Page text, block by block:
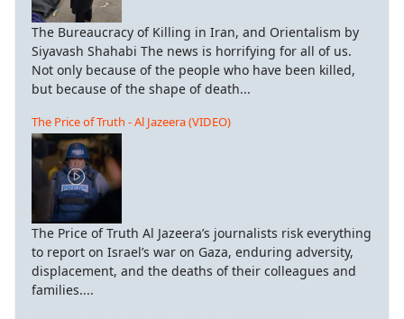
The Bureaucracy of Killing in Iran, and Orientalism by
Siyavash Shahabi The news is horrifying for all of us.
Not only because of the people who have been killed,
but because of the shape of death...
The Price of Truth - Al Jazeera (VIDEO)
The Price of Truth Al Jazeera’s journalists risk everything
to report on Israel’s war on Gaza, enduring adversity,
displacement, and the deaths of their colleagues and
families....